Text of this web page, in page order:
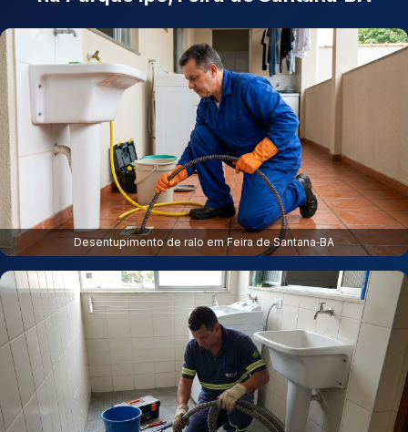
Desentupimento de ralo em Feira de Santana‑BA